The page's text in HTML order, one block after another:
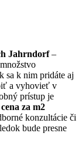
Jahrndorf–
sa k nim pridáte aj
a vyhovieť v
prístup je
za m2
konzultácie či
bude presne